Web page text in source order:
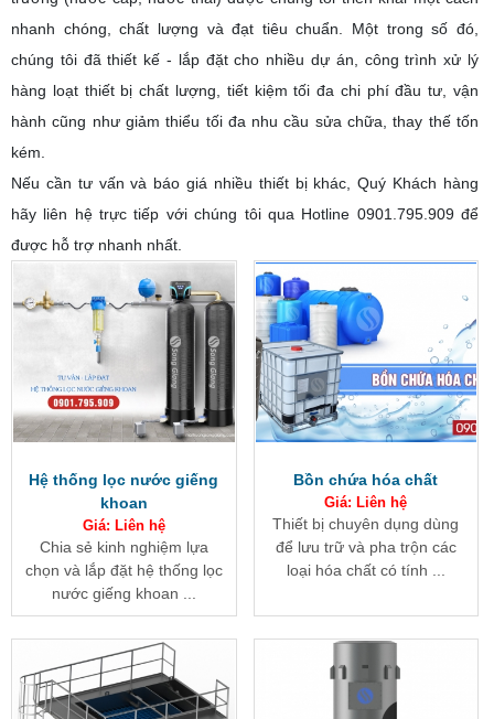
nhanh chóng, chất lượng và đạt tiêu chuẩn. Một trong số đó,
chúng tôi đã thiết kế - lắp đặt cho nhiều dự án, công trình xử lý
hàng loạt thiết bị chất lượng, tiết kiệm tối đa chi phí đầu tư, vận
hành cũng như giảm thiểu tối đa nhu cầu sửa chữa, thay thế tốn
kém.
Nếu cần tư vấn và báo giá nhiều thiết bị khác, Quý Khách hàng
hãy liên hệ trực tiếp với chúng tôi qua Hotline 0901.795.909để
được hỗ trợ nhanh nhất.
Hệ thống lọc nước giếng
khoan
Giá: Liên hệ
Chia sẻ kinh nghiệm lựa
chọn và lắp đặt hệ thống lọc
nước giếng khoan ...
Bồn chứa hóa chất
Giá: Liên hệ
Thiết bị chuyên dụng dùng
để lưu trữ và pha trộn các
loại hóa chất có tính ...